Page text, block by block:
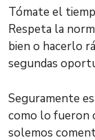
Tómate el
Respeta la
bien o hacerlo
segundas
Seguramente
como lo fueron
solemos